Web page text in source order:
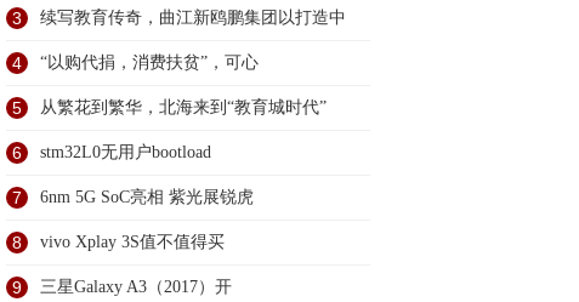
3 续写教育传奇，曲江新鸥鹏集团以打造中
4 “以购代捐，消费扶贫”，可心
5 从繁花到繁华，北海来到“教育城时代”
6 stm32L0无用户bootload
7 6nm 5G SoC亮相 紫光展锐虎
8 vivo Xplay 3S值不值得买
9 三星Galaxy A3（2017）开